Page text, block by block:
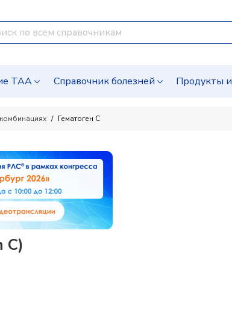
ТАА Справочник болезней Продукты
Гематоген С
C)